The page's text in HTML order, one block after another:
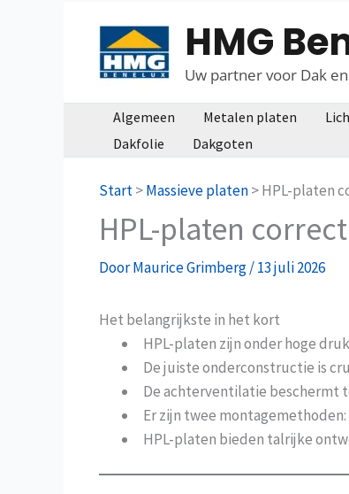
HMG
Uw partner voor Dak
Algemeen Metalen platen
Dakfolie
Dakgoten
Start>Massieve platen>HPL-platen
HPL-platen
DoorMaurice Grimberg/13 juli 2026
Het belangrijkste in het kort
HPL-platen zijn onder hoge
De juiste onderconstructie is
De achterventilatie beschermt
Er zijn twee
HPL-platen bieden talrijke